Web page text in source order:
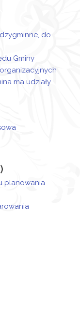
Wiktor
do
Gminy
ma udziały
planowania